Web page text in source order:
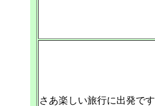
さあ楽しい旅行に出発です